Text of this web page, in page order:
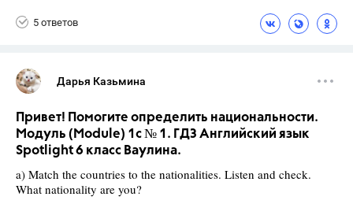
5 ответов
Дарья Казьмина
Привет! Помогите определить национальности.
Модуль (Module) 1c № 1. ГДЗ Английский язык
Spotlight 6 класс Ваулина.
a) Match the countries to the nationalities. Listen and check.
What nationality are you?